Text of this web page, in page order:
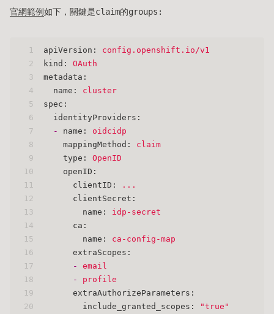
官網範例如下，關鍵是claim的groups:
1
2
3
4
5
6
7
8
9
10
11
12
13
14
15
16
17
18
19
20
apiVersion:
config.openshift.io/v1
kind:
OAuth
metadata:
name:
cluster
spec:
identityProviders:
-
name:
oidcidp
mappingMethod:
claim
type:
OpenID
openID:
clientID:
...
clientSecret:
name:
idp-secret
ca:
name:
ca-config-map
extraScopes:
-
email
-
profile
extraAuthorizeParameters:
include_granted_scopes:
"true"